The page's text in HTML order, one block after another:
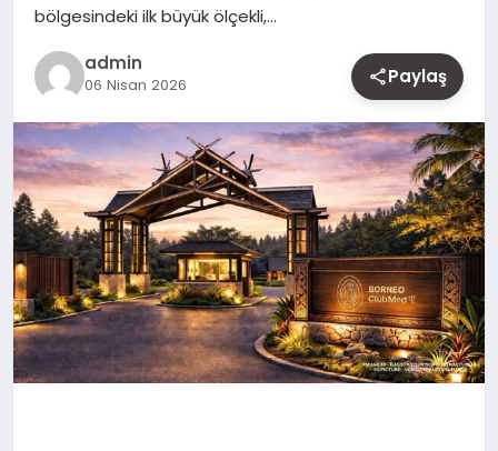
bölgesindeki ilk büyük ölçekli,…
admin
06 Nisan 2026 Paylaş